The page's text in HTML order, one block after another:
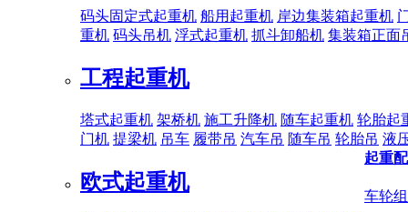
码头固定式起重机 船用起重机 岸边集装箱起重机
重机 码头吊机 浮式起重机 抓斗卸船机 集装箱正面
工程起重机
塔式起重机 架桥机 施工升降机 随车起重机 轮胎起
门机 提梁机 吊车 履带吊 汽车吊 随车吊 轮胎吊 液
欧式起重机
起重
车轮组